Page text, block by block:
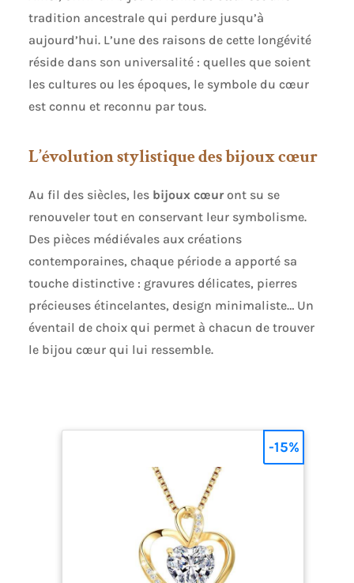
tradition ancestrale qui perdure jusqu’à
aujourd’hui. L’une des raisons de cette longévité
réside dans son universalité : quelles que soient
les cultures ou les époques, le symbole du cœur
est connu et reconnu par tous.
L’évolution stylistique des bijoux cœur
Au fil des siècles, les bijoux cœuront su se
renouveler tout en conservant leur symbolisme.
Des pièces médiévales aux créations
contemporaines, chaque période a apporté sa
touche distinctive : gravures délicates, pierres
précieuses étincelantes, design minimaliste… Un
éventail de choix qui permet à chacun de trouver
le bijou cœur qui lui ressemble.
-15%